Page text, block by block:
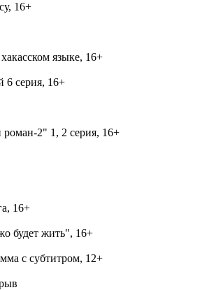
16+
языке, 16+
6 серия, 16+
2" 1, 2 серия, 16+
16+
будет жить", 16+
с субтитром, 12+